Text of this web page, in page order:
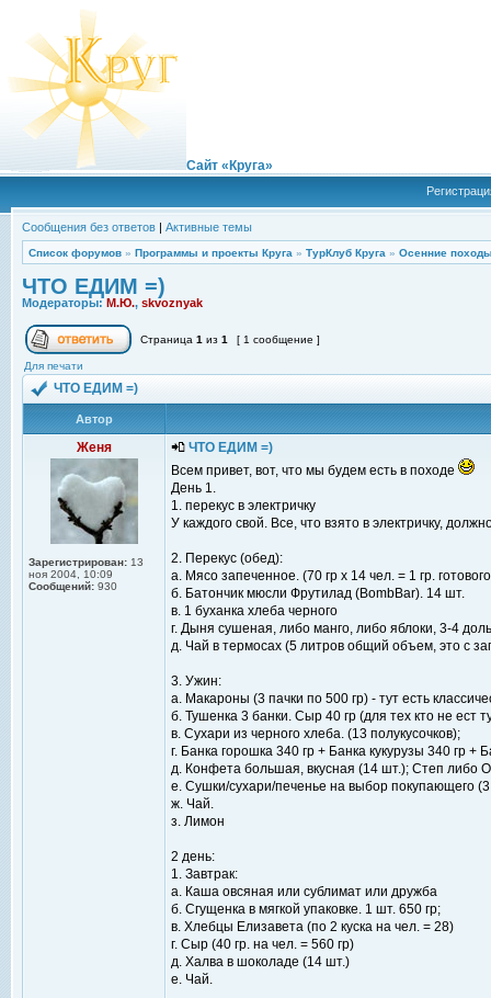
Сайт «Круга»
Сообщения без ответов | Активные темы
Список форумов » Программы и проекты Круга » ТурКлуб Круга » Осенние
ЧТО ЕДИМ =)
Модераторы:М.Ю., skvoznyak
Страница 1 из 1 [ 1 сообщение ]
Для печати
ЧТО ЕДИМ =)
Автор
Женя
Зарегистрирован: 13
ноя 2004, 10:09
Сообщений: 930
ЧТО ЕДИМ =)
Всем привет, вот, что мы будем есть в походе
День 1.
1. перекус в электричку
У каждого свой. Все, что взято в электричку,
2. Перекус (обед):
а. Мясо запеченное. (70 гр x 14 чел. = 1 гр.
б. Батончик мюсли Фрутилад (BombBar). 14 шт.
в. 1 буханка хлеба черного
г. Дыня сушеная, либо манго, либо яблоки, 3-4
д. Чай в термосах (5 литров общий объем, это с
3. Ужин:
а. Макароны (3 пачки по 500 гр) - тут есть
б. Тушенка 3 банки. Сыр 40 гр (для тех кто не ест
в. Сухари из черного хлеба. (13 полукусочков);
г. Банка горошка 340 гр + Банка кукурузы 340 гр
д. Конфета большая, вкусная (14 шт.); Степ либо
е. Сушки/сухари/печенье на выбор покупающего
ж. Чай.
з. Лимон
2 день:
1. Завтрак:
а. Каша овсяная или сублимат или дружба
б. Сгущенка в мягкой упаковке. 1 шт. 650 гр;
в. Хлебцы Елизавета (по 2 куска на чел. = 28)
г. Сыр (40 гр. на чел. = 560 гр)
д. Халва в шоколаде (14 шт.)
е. Чай.